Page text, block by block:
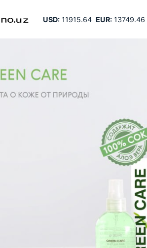
USD:11915.64 EUR:13749.46